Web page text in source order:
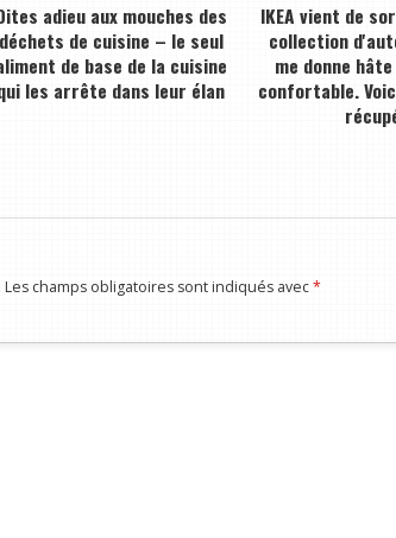
adieu aux mouches des
déchets de cuisine – le seul
de base de la cuisine
les arrête dans leur élan
IKEA vient de
collection
me donne
confortable.
Les champs obligatoires sont indiqués avec*